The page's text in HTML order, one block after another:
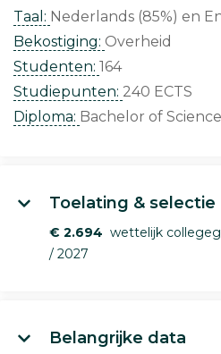
Taal: Nederlands (85%)
Bekostiging: Overheid
Studenten: 164
Studiepunten: 240 ECTS
Diploma: Bachelor of Science
Toelating & selectie
€ 2.694 wettelijk
/ 2027
Belangrijke data